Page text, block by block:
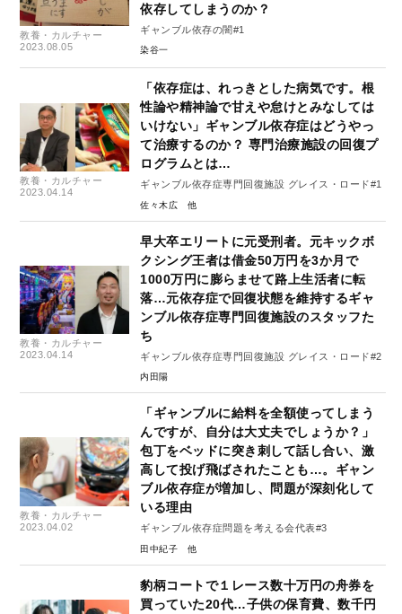
教養・カルチャー
2023.08.05
依存してしまうのか？
ギャンブル依存の闇#1
染谷一
教養・カルチャー
2023.04.14
「依存症は、れっきとした病気です。根
性論や精神論で甘えや怠けとみなしては
いけない」ギャンブル依存症はどうやっ
て治療するのか？ 専門治療施設の回復プ
ログラムとは…
ギャンブル依存症専門回復施設 グレイス・ロード#1
佐々木広
教養・カルチャー
2023.04.14
早大卒エリートに元受刑者。元キックボ
クシング王者は借金50万円を3か月で
1000万円に膨らませて路上生活者に転
落…元依存症で回復状態を維持するギャ
ンブル依存症専門回復施設のスタッフた
ち
ギャンブル依存症専門回復施設 グレイス・ロード#2
内田陽
教養・カルチャー
2023.04.02
「ギャンブルに給料を全額使ってしまう
んですが、自分は大丈夫でしょうか？」
包丁をベッドに突き刺して話し合い、激
高して投げ飛ばされたことも…。ギャン
ブル依存症が増加し、問題が深刻化して
いる理由
ギャンブル依存症問題を考える会代表#3
田中紀子
豹柄コートで１レース数十万円の舟券を
買っていた20代…子供の保育費、数千円